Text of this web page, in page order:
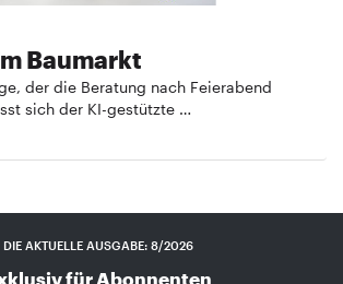
Baumarkt
der die Beratung nach Feierabend
sich der KI-gestützte …
DIE AKTUELLE AUSGABE: 8/2026
für Abonnenten